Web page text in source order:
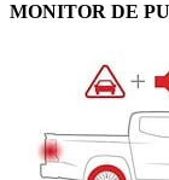
MONITOR DE